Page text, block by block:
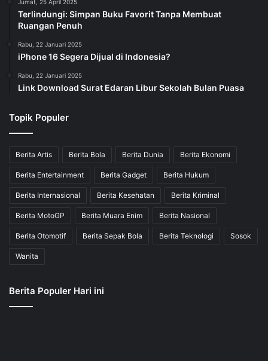
Jumat, 25 April 2025
Terlindungi: Simpan Buku Favorit Tanpa Membuat
Ruangan Penuh
Rabu, 22 Januari 2025
iPhone 16 Segera Dijual di Indonesia?
Rabu, 22 Januari 2025
Link Download Surat Edaran Libur Sekolah Bulan Puasa
Topik Populer
Berita Artis Berita Bola Berita Dunia Berita Ekonomi
Berita Entertainment Berita Gadget Berita Hukum
Berita Internasional Berita Kesehatan Berita Kriminal
Berita MotoGP Berita Muara Enim Berita Nasional
Berita Otomotif Berita Sepak Bola Berita Teknologi Sosok
Wanita
Berita Populer Hari ini